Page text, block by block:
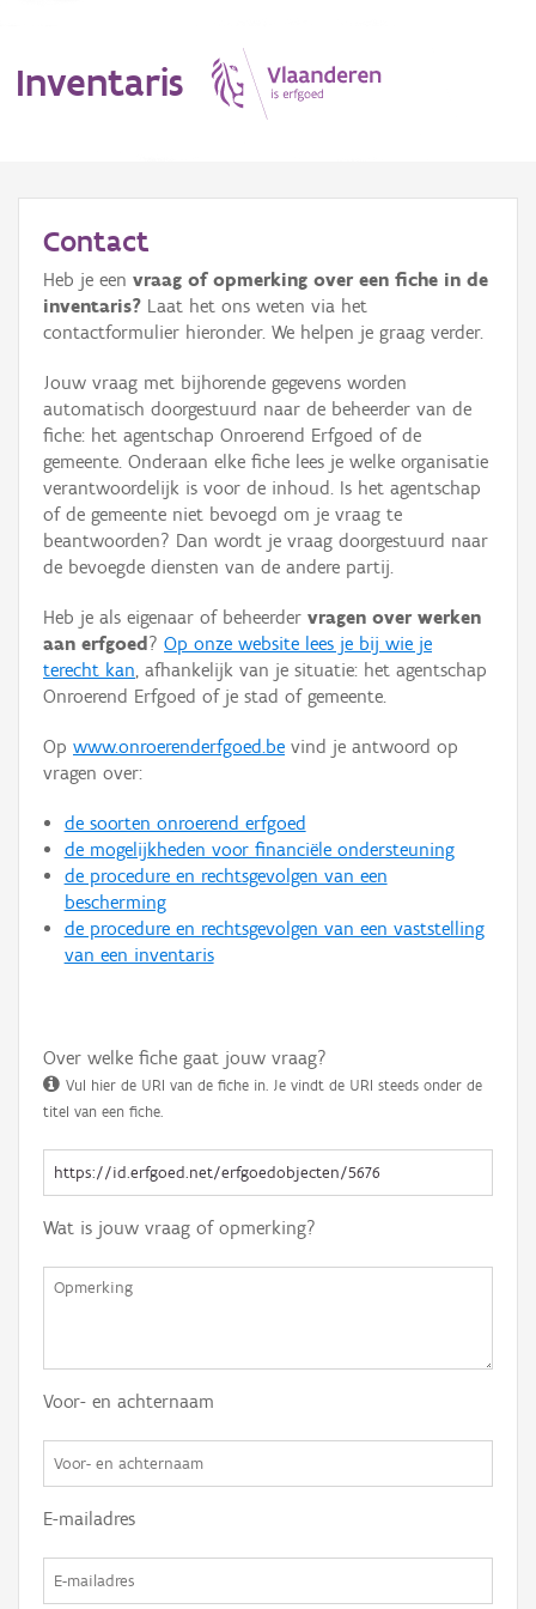
Inventaris
Erfgoedobject
Aanduidingsobject
Waarneming
Thema
Gebeurtenis
Persoon of collectief
Hergebruik
Aanmelden
Contact
Heb je een vraag of opmerking over een fiche in de
inventaris? Laat het ons weten via het
contactformulier hieronder. We helpen je graag verder.
Jouw vraag met bijhorende gegevens worden
automatisch doorgestuurd naar de beheerder van de
fiche: het agentschap Onroerend Erfgoed of de
gemeente. Onderaan elke fiche lees je welke organisatie
verantwoordelijk is voor de inhoud. Is het agentschap
of de gemeente niet bevoegd om je vraag te
beantwoorden? Dan wordt je vraag doorgestuurd naar
de bevoegde diensten van de andere partij.
Heb je als eigenaar of beheerder vragen over werken
aan erfgoed ? Op onze website lees je bij wie je
terecht kan, afhankelijk van je situatie: het agentschap
Onroerend Erfgoed of je stad of gemeente.
Op www.onroerenderfgoed.be vind je antwoord op
vragen over:
de soorten onroerend erfgoed
de mogelijkheden voor financiële ondersteuning
de procedure en rechtsgevolgen van een
bescherming
de procedure en rechtsgevolgen van een vaststelling
van een inventaris
Over welke fiche gaat jouw vraag?
Vul hier de URI van de fiche in. Je vindt de URI steeds onder de
titel van een fiche.
Wat is jouw vraag of opmerking?
Voor- en achternaam
E-mailadres